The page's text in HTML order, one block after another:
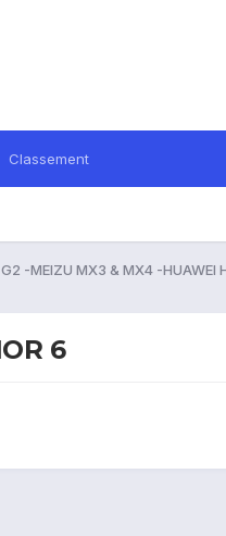
Classement
-MEIZU MX3 & MX4 -HUAWEI
6